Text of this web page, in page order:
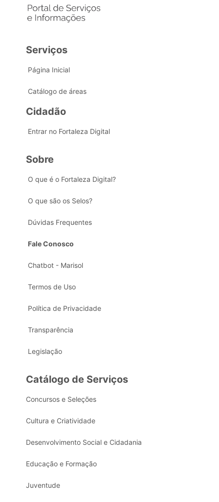
Serviços
Página Inicial
Catálogo de áreas
Cidadão
Entrar no Fortaleza Digital
Sobre
O que é o Fortaleza Digital?
O que são os Selos?
Dúvidas Frequentes
Fale Conosco
Chatbot - Marisol
Termos de Uso
Política de Privacidade
Transparência
Legislação
Catálogo de Serviços
Concursos e Seleções
Cultura e Criatividade
Desenvolvimento Social e Cidadania
Educação e Formação
Juventude